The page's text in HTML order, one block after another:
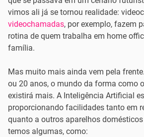
vimos ali já se tornou realidade:
videochamadas, por exemplo, fazem
rotina de quem trabalha em home
família.
Mas muito mais ainda vem pela
ou 20 anos, o mundo da forma como
existirá mais. A Inteligência Artificial
proporcionando facilidades tanto em
quanto a outros aparelhos domésticos
temos algumas, como: